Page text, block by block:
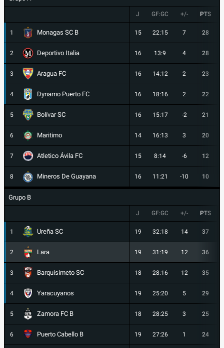
J GF:GC +/- PTS
1 Monagas SC B 15 22:15 7 28
2 Deportivo Italia 16 13:9 4 28
3 Aragua FC 16 14:12 2 23
4 Dynamo Puerto FC 16 18:16 2 22
5 Bolívar SC 16 15:17 -2 21
6 Maritimo 14 16:13 3 20
7 Atletico Ávila FC 15 8:14 -6 12
8 Mineros De Guayana 16 11:21 -10 10
Grupo B
J GF:GC +/- PTS
1 Ureña SC 19 32:18 14 37
2 Lara 19 31:19 12 36
3 Barquisimeto SC 18 28:16 12 35
4 Yaracuyanos 19 25:20 5 29
5 Zamora FC B 18 28:25 3 25
6 Puerto Cabello B 19 27:26 1 24